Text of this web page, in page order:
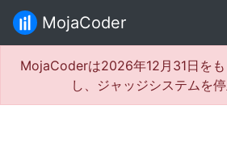
MojaCoder
MojaCoderは2026年12月31日を
し、ジャッジシステムを停